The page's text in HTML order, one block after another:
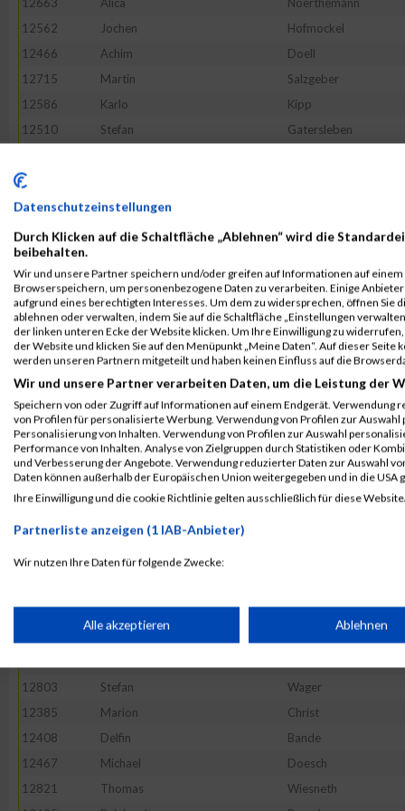
12562
Jochen Hofmockel
12466
Achim Doell
12715
Martin Salzgeber
12586
Karlo Kipp
12510
Stefan Gatersleben
12626
12488
Norbert
12795
Ralf Tumbrägel
12625
12472
Alexander Draheim
12754
Martin Schurig
12650
Christian Moenius
12844
Wilfried Zerrahn
12411
Peter Beck
12513
Christian Gehring
12560
Jürgen Hofmann
12409
Felix Baumgartner
12817
Markus Wendel
12479
Volker
12591
Alexander
12630
Marcel Litz
David
12803
Stefan Wager
12385
Marion Christ
12408
Delfin Bande
12467
Michael Doesch
12821
Thomas Wiesneth
Datenschutzeinstellungen
Durch Klicken auf die Schaltfläche „Ablehnen“ wird die
beibehalten.
Wir und unsere Partner speichern und/oder greifen auf Informationen auf einem
Browserspeichern, um personenbezogene Daten zu verarbeiten. Einige
aufgrund eines berechtigten Interesses. Um dem zu widersprechen, öffnen Sie
ablehnen oder verwalten, indem Sie auf die Schaltfläche „Einstellungen
der linken unteren Ecke der Website klicken. Um Ihre Einwilligung zu
der Website und klicken Sie auf den Menüpunkt „Meine Daten“. Auf dieser
werden unseren Partnern mitgeteilt und haben keinen Einfluss auf die
Wir und unsere Partner verarbeiten Daten, um die Leistung der
Speichern von oder Zugriff auf Informationen auf einem Endgerät. Verwendung
von Profilen für personalisierte Werbung. Verwendung von Profilen zur
Personalisierung von Inhalten. Verwendung von Profilen zur Auswahl
Performance von Inhalten. Analyse von Zielgruppen durch Statistiken oder
und Verbesserung der Angebote. Verwendung reduzierter Daten zur Auswahl
Daten können außerhalb der Europäischen Union weitergegeben und in die USA
Ihre Einwilligung und die cookie Richtlinie gelten ausschließlich für diese
Partnerliste anzeigen (1 IAB-Anbieter)
Wir nutzen Ihre Daten für folgende Zwecke:
Speichern von oder Zugriff auf Informationen auf einem
Erstellung von Profilen für personalisierte Werbung
Verwendung von Profilen zur Auswahl personalisierter Werbung
Alle akzeptieren Ablehnen